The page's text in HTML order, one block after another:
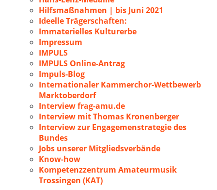
Hilfsmaßnahmen | bis Juni 2021
Ideelle Trägerschaften:
Immaterielles Kulturerbe
Impressum
IMPULS
IMPULS Online-Antrag
Impuls-Blog
Internationaler Kammerchor-Wettbewerb
Marktoberdorf
Interview frag-amu.de
Interview mit Thomas Kronenberger
Interview zur Engagemenstrategie des
Bundes
Jobs unserer Mitgliedsverbände
Know-how
Kompetenzzentrum Amateurmusik
Trossingen (KAT)